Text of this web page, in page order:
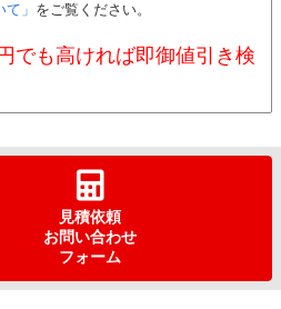
」 をご覧ください。
でも高ければ即御値引き検
見積依頼
お問い合わせ
フォーム